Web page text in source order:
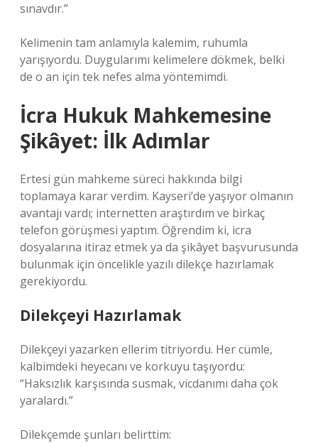
sınavdır.”
Kelimenin tam anlamıyla kalemim, ruhumla
yarışıyordu. Duygularımı kelimelere dökmek, belki
de o an için tek nefes alma yöntemimdi.
İcra Hukuk Mahkemesine
Şikâyet: İlk Adımlar
Ertesi gün mahkeme süreci hakkında bilgi
toplamaya karar verdim. Kayseri’de yaşıyor olmanın
avantajı vardı; internetten araştırdım ve birkaç
telefon görüşmesi yaptım. Öğrendim ki, icra
dosyalarına itiraz etmek ya da şikâyet başvurusunda
bulunmak için öncelikle yazılı dilekçe hazırlamak
gerekiyordu.
Dilekçeyi Hazırlamak
Dilekçeyi yazarken ellerim titriyordu. Her cümle,
kalbimdeki heyecanı ve korkuyu taşıyordu:
“Haksızlık karşısında susmak, vicdanımı daha çok
yaralardı.”
Dilekçemde şunları belirttim: